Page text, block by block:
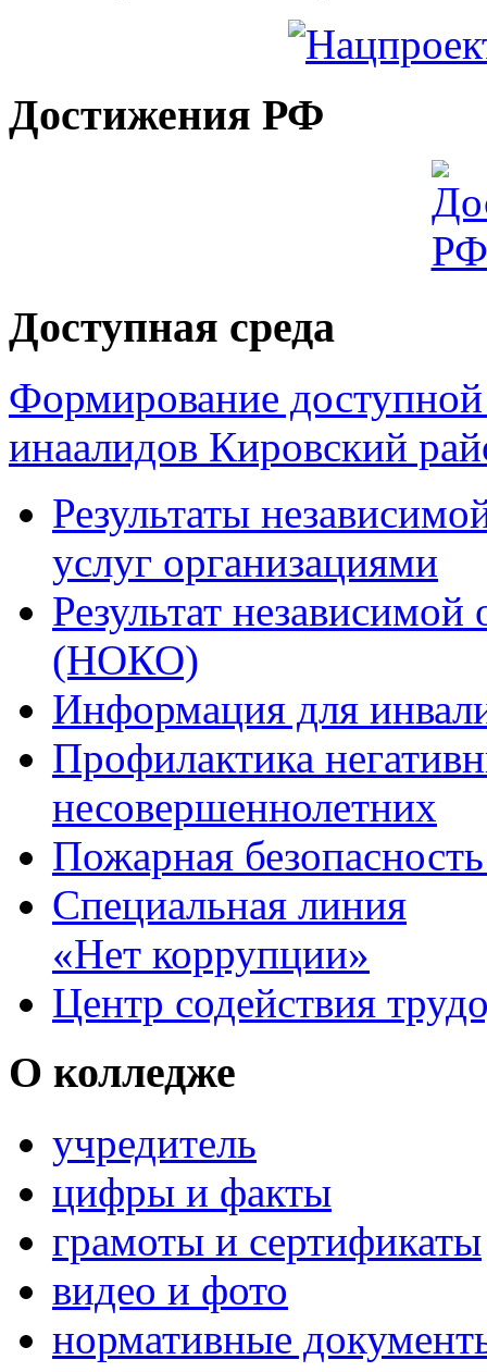
Достижения РФ
Доступная среда
Формирование доступной
инаалидов Кировский
Результаты
услуг организациями
Результат независимой
(НОКО)
Информация для
Профилактика
несовершеннолетних
Пожарная
Специальная линия
«Нет коррупции»
Центр содействия
О колледже
учредитель
цифры и факты
грамоты и сертификаты
видео и фото
нормативные